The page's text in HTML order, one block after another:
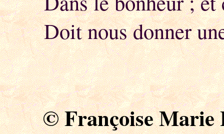
Doit nous donner
© Françoise Marie